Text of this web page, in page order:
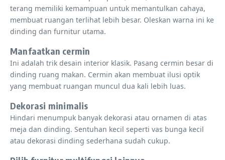
terang memiliki kemampuan untuk memantulkan cahaya,
membuat ruangan terlihat lebih besar. Oleskan warna ini ke
dinding dan furnitur utama.
Manfaatkan cermin
Ini adalah trik desain interior klasik. Pasang cermin besar di
dinding ruang makan. Cermin akan membuat ilusi optik
yang membuat ruangan muncul dua kali lebih luas.
Dekorasi minimalis
Hindari menumpuk banyak dekorasi atau ornamen di atas
meja dan dinding. Sentuhan kecil seperti vas bunga kecil
atau dekorasi dinding sederhana sudah cukup.